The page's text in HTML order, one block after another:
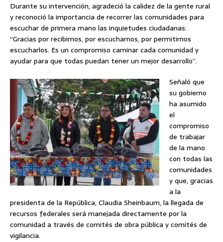
Durante su intervención, agradeció la calidez de la gente rural
y reconoció la importancia de recorrer las comunidades para
escuchar de primera mano las inquietudes ciudadanas:
“Gracias por recibirnos, por escucharnos, por permitirnos
escucharlos. Es un compromiso caminar cada comunidad y
ayudar para que todas puedan tener un mejor desarrollo”.
Señaló que
su gobierno
ha asumido
el
compromiso
de trabajar
de la mano
con todas las
comunidades
y que, gracias
a la
presidenta de la República, Claudia Sheinbaum, la llegada de
recursos federales será manejada directamente por la
comunidad a través de comités de obra pública y comités de
vigilancia.